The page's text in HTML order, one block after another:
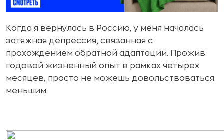
Когда я вернулась в Россию, у меня началась
затяжная депрессия, связанная с
прохождением обратной адаптации. Прожив
годовой жизненный опыт в рамках четырех
месяцев, просто не можешь довольствоваться
меньшим.